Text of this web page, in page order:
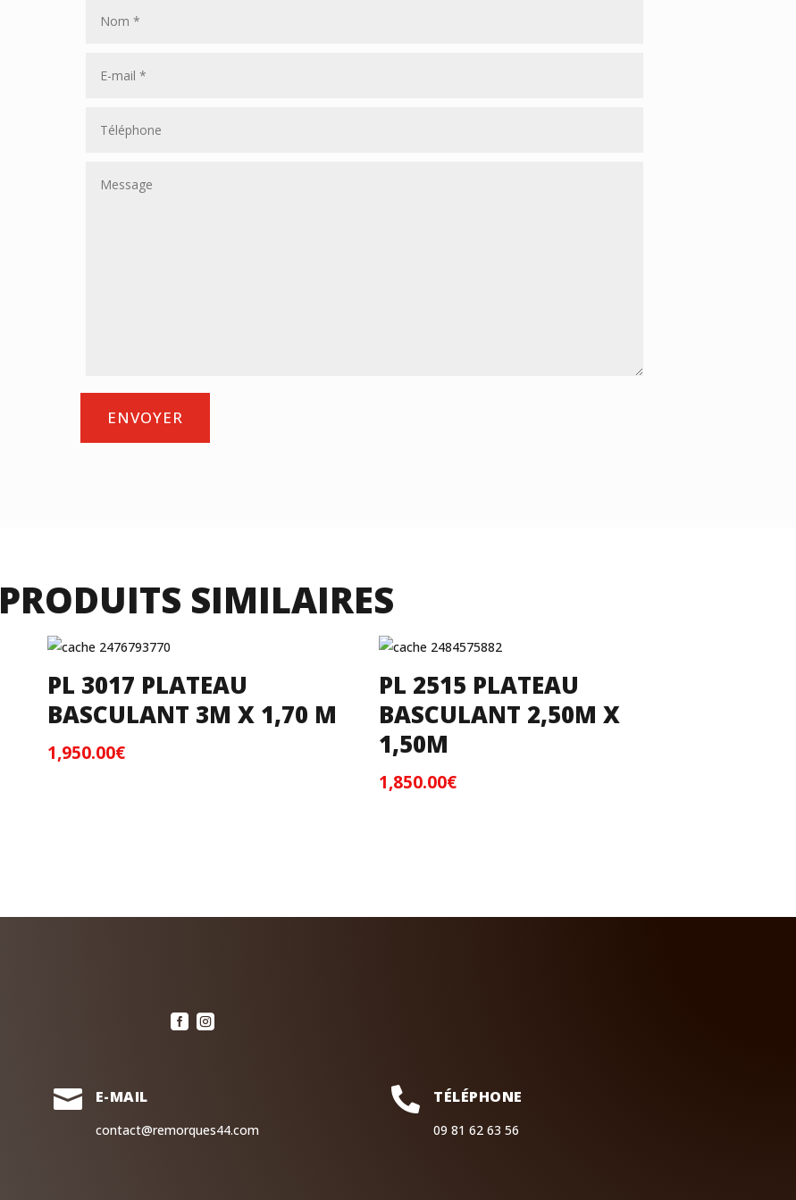
ENVOYER
PRODUITS SIMILAIRES
PL 3017 PLATEAU
BASCULANT 3M X 1,70 M
1,950.00€
PL 2515 PLATEAU
BASCULANT 2,50M X
1,50M
1,850.00€
 
 E-MAIL
contact@remorques44.com
 TÉLÉPHONE
09 81 62 63 56